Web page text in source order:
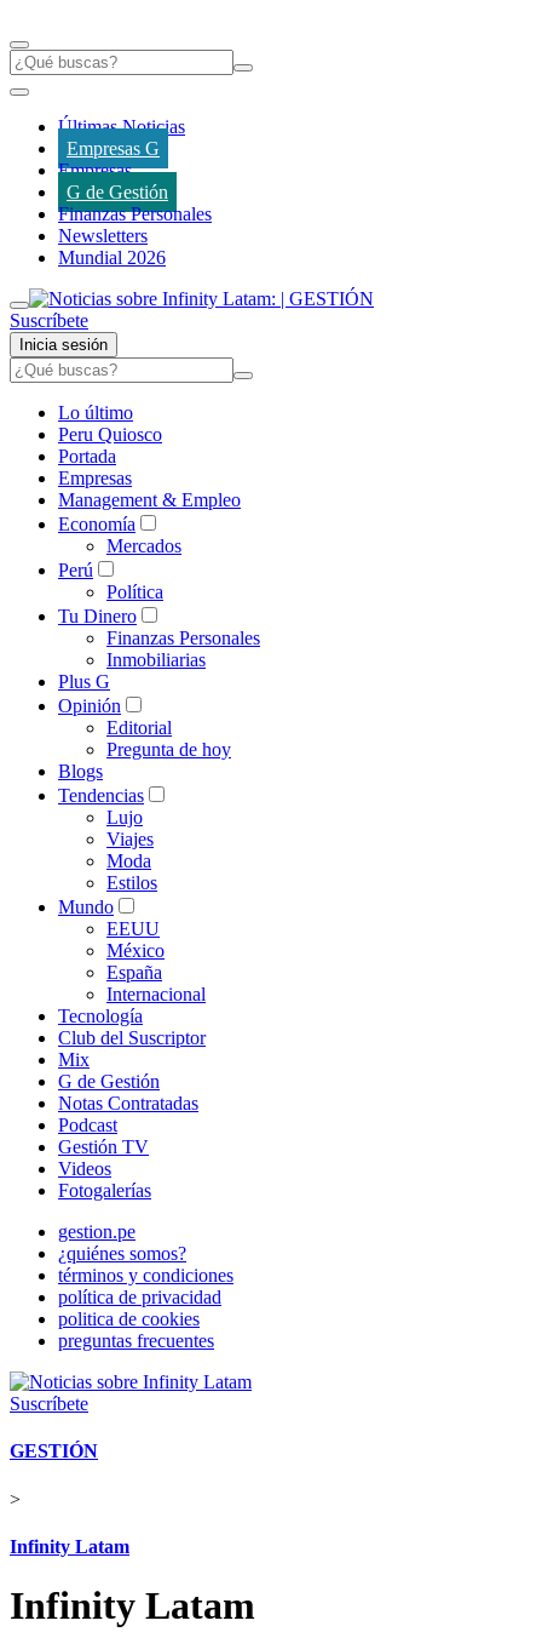
Últimas Noticias
Empresas G
Empresas
G de Gestión
Finanzas Personales
Newsletters
Mundial 2026
Suscríbete
Inicia sesión
Lo último
Peru Quiosco
Portada
Empresas
Management & Empleo
Economía
Mercados
Perú
Política
Tu Dinero
Finanzas Personales
Inmobiliarias
Plus G
Opinión
Editorial
Pregunta de hoy
Blogs
Tendencias
Lujo
Viajes
Moda
Estilos
Mundo
EEUU
México
España
Internacional
Tecnología
Club del Suscriptor
Mix
G de Gestión
Notas Contratadas
Podcast
Gestión TV
Videos
Fotogalerías
gestion.pe
¿quiénes somos?
términos y condiciones
política de privacidad
politica de cookies
preguntas frecuentes
Suscríbete
GESTIÓN
>
Infinity Latam
Infinity Latam